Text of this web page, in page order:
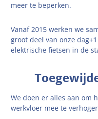
meer te beperken.
Vanaf 2015 werken we
groot deel van onze
elektrische fietsen in de
We doen er alles aan om
werkvloer mee te